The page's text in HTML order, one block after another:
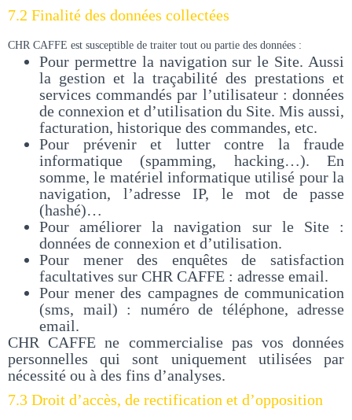
7.2 Finalité des données collectées
CHR CAFFE est susceptible de traiter tout ou partie des données :
Pour permettre la navigation sur le Site. Aussi
la gestion et la traçabilité des prestations et
services commandés par l’utilisateur : données
de connexion et d’utilisation du Site. Mis aussi,
facturation, historique des commandes, etc.
Pour prévenir et lutter contre la fraude
informatique (spamming, hacking…). En
somme, le matériel informatique utilisé pour la
navigation, l’adresse IP, le mot de passe
(hashé)…
Pour améliorer la navigation sur le Site :
données de connexion et d’utilisation.
Pour mener des enquêtes de satisfaction
facultatives sur CHR CAFFE : adresse email.
Pour mener des campagnes de communication
(sms, mail) : numéro de téléphone, adresse
email.
CHR CAFFE ne commercialise pas vos données
personnelles qui sont uniquement utilisées par
nécessité ou à des fins d’analyses.
7.3 Droit d’accès, de rectification et d’opposition